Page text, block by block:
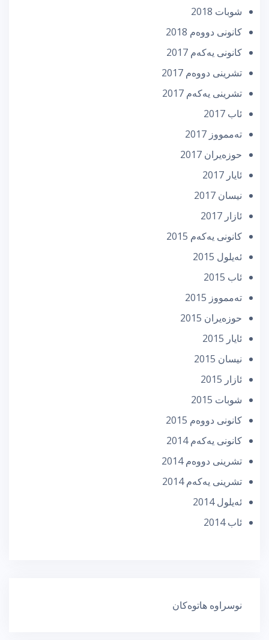
شوبات 2018
كانونی دووه‌م 2018
كانونی یه‌كه‌م 2017
تشرینی دووه‌م 2017
تشرینی یه‌كه‌م 2017
ئاب 2017
تەممووز 2017
حوزه‌یران 2017
ئایار 2017
نیسان 2017
ئازار 2017
كانونی یه‌كه‌م 2015
ئه‌یلول 2015
ئاب 2015
تەممووز 2015
حوزه‌یران 2015
ئایار 2015
نیسان 2015
ئازار 2015
شوبات 2015
كانونی دووه‌م 2015
كانونی یه‌كه‌م 2014
تشرینی دووه‌م 2014
تشرینی یه‌كه‌م 2014
ئه‌یلول 2014
ئاب 2014
نوسراوە هاتوەکان